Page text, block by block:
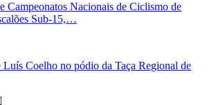
Campeonatos Nacionais de Ciclismo de
Sub-15,…
Luís Coelho no pódio da Taça Regional de